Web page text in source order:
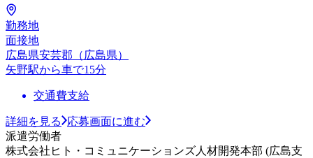
勤務地
面接地
広島県安芸郡（広島県）
矢野駅から車で15分
交通費支給
詳細を見る
応募画面に進む
派遣労働者
株式会社ヒト・コミュニケーションズ人材開発本部 (広島支